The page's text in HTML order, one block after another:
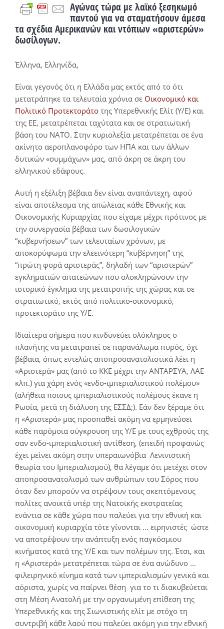
Αγώνας τώρα με λαϊκό ξεσηκωμό
παντού για να σταματήσουν άμεσα
τα σχέδια Αμερικανών και ντόπιων «αριστερών»
δωσίλογων.
Έλληνα, Ελληνίδα,
Είναι γεγονός ότι η Ελλάδα μας εκτός από το ότι
μετατράπηκε τα τελευταία χρόνια σε Οικονομικό και
Πολιτικό Προτεκτοράτο της Υπερεθνικής Ελίτ (Υ/Ε) και
της ΕΕ, μετατρέπεται ταχύτατα και σε στρατιωτική
βάση του ΝΑΤΟ. Στην κυριολεξία μετατρέπεται σε ένα
ακίνητο αεροπλανοφόρο των ΗΠΑ και των άλλων
δυτικών «συμμάχων» μας, από άκρη σε άκρη του
ελληνικού εδάφους.
Αυτή η εξέλιξη βέβαια δεν είναι αναπάντεχη, αφού
είναι αποτέλεσμα της απώλειας κάθε Εθνικής και
Οικονομικής Κυριαρχίας που είχαμε μέχρι πρότινος με
την συνεργασία βέβαια των δωσιλογικών
“κυβερνήσεων” των τελευταίων χρόνων, με
αποκορύφωμα την ελεεινότερη “κυβέρνηση” της
“πρώτη φορά αριστεράς”, δηλαδή των “αριστερών”
εγκληματιών απατεώνων που ολοκληρώνουν την
ιστορικό έγκλημα της μετατροπής της χώρας και σε
στρατιωτικό, εκτός από πολιτικο-οικονομικό,
προτεκτοράτο της Υ/Ε.
Ιδιαίτερα σήμερα που κινδυνεύει ολόκληρος ο
πλανήτης να μετατραπεί σε παρανάλωμα πυρός, όχι
βέβαια, όπως εντελώς αποπροσανατολιστικά λέει η
«Αριστερά» μας (από το ΚΚΕ μέχρι την ΑΝΤΑΡΣΥΑ, ΛΑΕ
κλπ.) για χάρη ενός «ενδο-ιμπεριαλιστικού πολέμου»
(αλήθεια ποιους ιμπεριαλιστικούς πολέμους έκανε η
Ρωσία, μετά τη διάλυση της ΕΣΣΔ;). Εάν δεν ξέραμε ότι
η «Αριστερά» μας προσπαθεί ακόμη να ερμηνεύσει
κάθε παρόμοια σύγκρουση της Υ/Ε με τους εχθρούς της
σαν ενδο-ιμπεριαλιστική αντίθεση, (επειδή προφανώς
έχει μείνει ακόμη στην υπεραιωνόβια Λενινιστική
θεωρία του Ιμπεριαλισμού), θα λέγαμε ότι μετέχει στον
αποπροσανατολισμό των ανθρώπων του Σόρος που
όταν δεν μπορούν να στρέψουν τους σκεπτόμενους
πολίτες ανοικτά υπέρ της Νατοϊκής εκστρατείας
ενάντια σε κάθε χώρα που παλεύει για την εθνική και
οικονομική κυριαρχία τότε γίνονται … ειρηνιστές ώστε
να αποτρέψουν την ανάπτυξη ενός παγκόσμιου
κινήματος κατά της Υ/Ε και των πολέμων της. Έτσι, και
η «Αριστερά» μετατρέπεται τώρα σε ένα ανώδυνο …
φιλειρηνικό κίνημα κατά των ιμπεριαλισμών γενικά και
αόριστα, χωρίς να παίρνει θέση για το τι διακυβεύεται
στη Μέση Ανατολή με την οργανωμένη επίθεση της
Υπερεθνικής και της Σιωνιστικής ελίτ με στόχο τη
συντριβή κάθε λαού που παλεύει ακόμη για την εθνική